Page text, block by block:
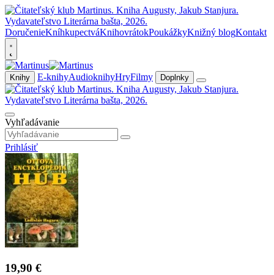
DoručenieKníhkupectváKnihovrátokPoukážkyKnižný blogKontakt
Knihy E-knihyAudioknihyHryFilmy Doplnky
Vyhľadávanie
Prihlásiť
19,90 €